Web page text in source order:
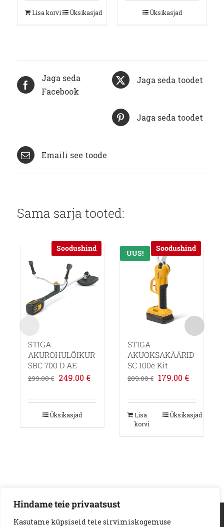
Hindame teie privaatsust
Kasutame küpsiseid teie sirvimiskogemuse
Lisa korvi Üksikasjad Üksikasjad
Jaga seda
Facebook
Jaga seda toodet
Jaga seda toodet
Emaili see toode
Sama sarja tooted:
Allahindlus!
Soodushind
STIGA
AKUROHULÕIKUR
SBC 700 D AE
299.00€ Algne
oli:
299.00 €.
249.00 €Praegune
on:
Üksikasjad
Allahindlus!
UUS!
Soodushind
STIGA
AKUOKSAKÄÄRID
SC 100e Kit
209.00€ Algne
oli:
209.00 €.
179.00 €
on:
179.00 €.
Lisa
korvi
Üksikasjad
AS Loodus Invest | Viljandi mnt. 18a | 11216 Tallinn